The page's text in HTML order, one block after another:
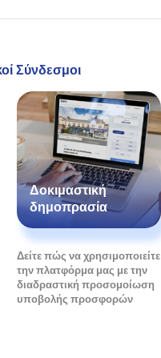
Σύνδεσμοι
Δοκιμαστική
δημοπρασία
Δείτε πώς να χρησιμοποιείτε
την πλατφόρμα μας με την
διαδραστική προσομοίωση
υποβολής προσφορών